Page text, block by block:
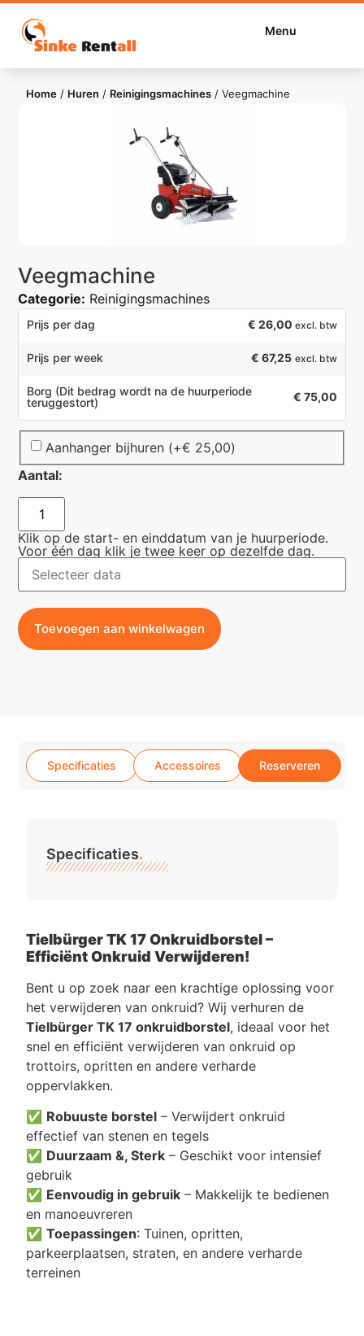
Menu
Home / Huren / Reinigingsmachines /Veegmachine
Veegmachine
Categorie: Reinigingsmachines
Prijs per dag € 26,00 excl. btw
Prijs per week € 67,25 excl. btw
Borg (Dit bedrag wordt na de huurperiode
teruggestort)
€ 75,00
Aanhanger bijhuren (+€ 25,00)
Aantal:
Klik op de start- en einddatum van je huurperiode.
Voor één dag klik je twee keer op dezelfde dag.
Toevoegen aan winkelwagen
Specificaties Accessoires Reserveren
Tielbürger TK 17 Onkruidborstel –
Efficiënt Onkruid Verwijderen!
Bent u op zoek naar een krachtige oplossing voor
het verwijderen van onkruid? Wij verhuren de
Tielbürger TK 17 onkruidborstel, ideaal voor het
snel en efficiënt verwijderen van onkruid op
trottoirs, opritten en andere verharde
oppervlakken.
✅ Robuuste borstel – Verwijdert onkruid
effectief van stenen en tegels
✅ Duurzaam &, Sterk – Geschikt voor intensief
gebruik
✅ Eenvoudig in gebruik – Makkelijk te bedienen
en manoeuvreren
✅Toepassingen: Tuinen, opritten,
parkeerplaatsen, straten, en andere verharde
terreinen
Specificaties.